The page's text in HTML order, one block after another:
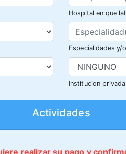
Hospital en que
Especialidades y/
Institucion privada
Actividades